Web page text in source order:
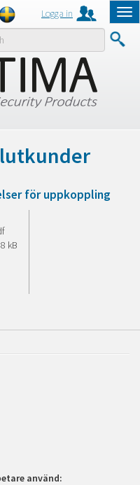
Logga in
för uppkoppling
kB
använd: